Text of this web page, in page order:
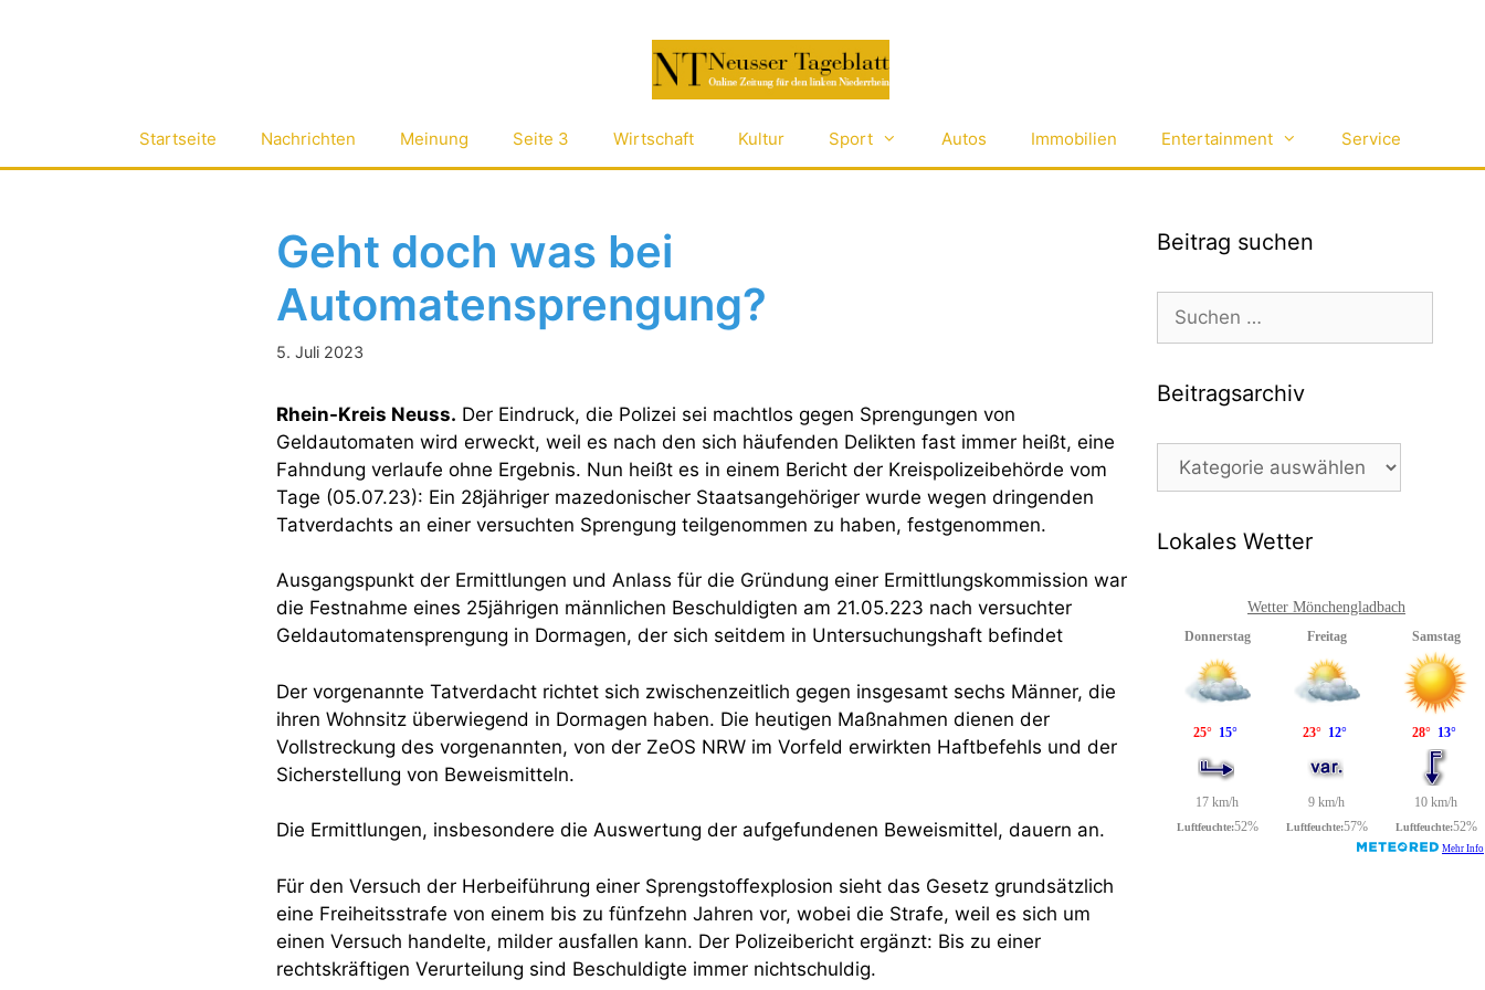
Startseite Nachrichten Meinung Seite 3 Wirtschaft Kultur Sport Autos Immobilien Entertainment Service
Geht doch was bei
Automatensprengung?
5. Juli 2023
Rhein-Kreis Neuss. Der Eindruck, die Polizei sei machtlos gegen Sprengungen von
Geldautomaten wird erweckt, weil es nach den sich häufenden Delikten fast immer heißt, eine
Fahndung verlaufe ohne Ergebnis. Nun heißt es in einem Bericht der Kreispolizeibehörde vom
Tage (05.07.23): Ein 28jähriger mazedonischer Staatsangehöriger wurde wegen dringenden
Tatverdachts an einer versuchten Sprengung teilgenommen zu haben, festgenommen.
Ausgangspunkt der Ermittlungen und Anlass für die Gründung einer Ermittlungskommission war
die Festnahme eines 25jährigen männlichen Beschuldigten am 21.05.223 nach versuchter
Geldautomatensprengung in Dormagen, der sich seitdem in Untersuchungshaft befindet
Der vorgenannte Tatverdacht richtet sich zwischenzeitlich gegen insgesamt sechs Männer, die
ihren Wohnsitz überwiegend in Dormagen haben. Die heutigen Maßnahmen dienen der
Vollstreckung des vorgenannten, von der ZeOS NRW im Vorfeld erwirkten Haftbefehls und der
Sicherstellung von Beweismitteln.
Die Ermittlungen, insbesondere die Auswertung der aufgefundenen Beweismittel, dauern an.
Für den Versuch der Herbeiführung einer Sprengstoffexplosion sieht das Gesetz grundsätzlich
eine Freiheitsstrafe von einem bis zu fünfzehn Jahren vor, wobei die Strafe, weil es sich um
einen Versuch handelte, milder ausfallen kann. Der Polizeibericht ergänzt: Bis zu einer
rechtskräftigen Verurteilung sind Beschuldigte immer nichtschuldig.
Beitrag suchen
Suchen
nach:
Beitragsarchiv
Beitragsarchiv
Lokales Wetter
Wetter Mönchengladbach